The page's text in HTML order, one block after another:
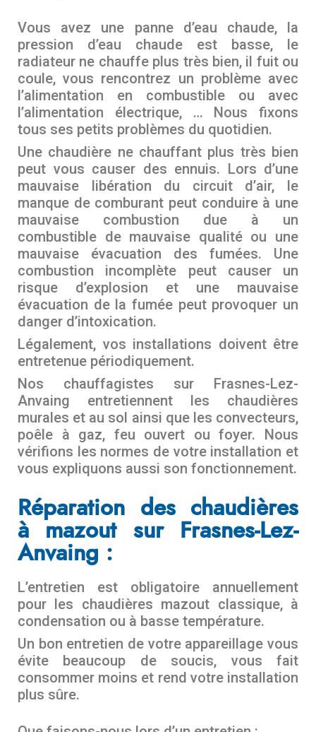
Vous avez une panne d’eau chaude, la
pression d’eau chaude est basse, le
radiateur ne chauffe plus très bien, il fuit ou
coule, vous rencontrez un problème avec
l’alimentation en combustible ou avec
l’alimentation électrique, … Nous fixons
tous ses petits problèmes du quotidien.
Une chaudière ne chauffant plus très bien
peut vous causer des ennuis. Lors d’une
mauvaise libération du circuit d’air, le
manque de comburant peut conduire à une
mauvaise combustion due à un
combustible de mauvaise qualité ou une
mauvaise évacuation des fumées. Une
combustion incomplète peut causer un
risque d’explosion et une mauvaise
évacuation de la fumée peut provoquer un
danger d’intoxication.
Légalement, vos installations doivent être
entretenue périodiquement.
Nos chauffagistes sur Frasnes-Lez-
Anvaing entretiennent les chaudières
murales et au sol ainsi que les convecteurs,
poêle à gaz, feu ouvert ou foyer. Nous
vérifions les normes de votre installation et
vous expliquons aussi son fonctionnement.
Réparation des chaudières
à mazout sur Frasnes-Lez-
Anvaing :
L’entretien est obligatoire annuellement
pour les chaudières mazout classique, à
condensation ou à basse température.
Un bon entretien de votre appareillage vous
évite beaucoup de soucis, vous fait
consommer moins et rend votre installation
plus sûre.